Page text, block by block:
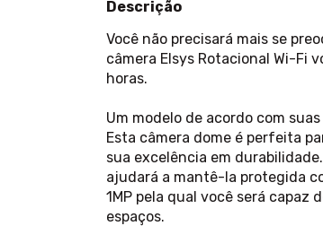
Descrição
Você não precisará mais se
câmera Elsys Rotacional Wi-Fi
horas.
Um modelo de acordo com
Esta câmera dome é perfeita
sua excelência em
ajudará a mantê-la protegida
1MP pela qual você será capaz
espaços.